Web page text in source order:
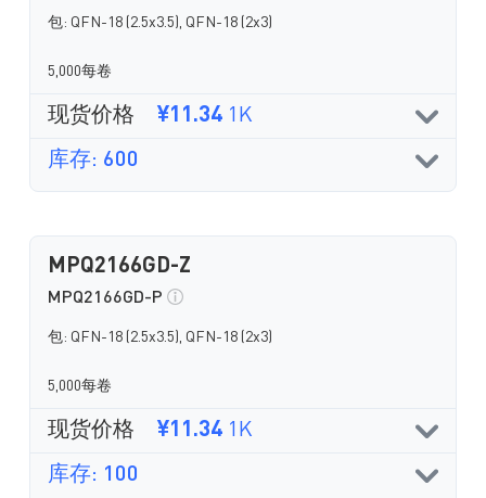
包: QFN-18 (2.5x3.5), QFN-18 (2x3)
5,000每卷
现货价格 ¥11.34 1K
库存: 600
MPQ2166GD-Z
MPQ2166GD-P
包: QFN-18 (2.5x3.5), QFN-18 (2x3)
5,000每卷
现货价格 ¥11.34 1K
库存: 100